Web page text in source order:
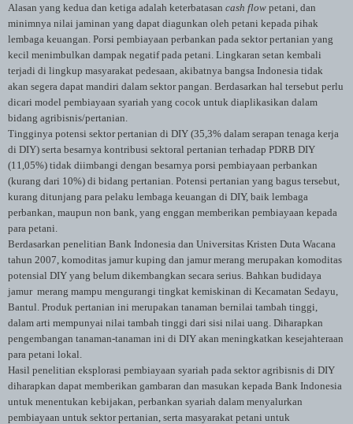
Alasan yang kedua dan ketiga adalah keterbatasan cash flow petani, dan
minimnya nilai jaminan yang dapat diagunkan oleh petani kepada pihak
lembaga keuangan. Porsi pembiayaan perbankan pada sektor pertanian yang
kecil menimbulkan dampak negatif pada petani. Lingkaran setan kembali
terjadi di lingkup masyarakat pedesaan, akibatnya bangsa Indonesia tidak
akan segera dapat mandiri dalam sektor pangan. Berdasarkan hal tersebut perlu
dicari model pembiayaan syariah yang cocok untuk diaplikasikan dalam
bidang agribisnis/pertanian.
Tingginya potensi sektor pertanian di DIY (35,3% dalam serapan tenaga kerja
di DIY) serta besarnya kontribusi sektoral pertanian terhadap PDRB DIY
(11,05%) tidak diimbangi dengan besarnya porsi pembiayaan perbankan
(kurang dari 10%) di bidang pertanian. Potensi pertanian yang bagus tersebut,
kurang ditunjang para pelaku lembaga keuangan di DIY, baik lembaga
perbankan, maupun non bank, yang enggan memberikan pembiayaan kepada
para petani.
Berdasarkan penelitian Bank Indonesia dan Universitas Kristen Duta Wacana
tahun 2007, komoditas jamur kuping dan jamur merang merupakan komoditas
potensial DIY yang belum dikembangkan secara serius. Bahkan budidaya
jamur merang mampu mengurangi tingkat kemiskinan di Kecamatan Sedayu,
Bantul. Produk pertanian ini merupakan tanaman bernilai tambah tinggi,
dalam arti mempunyai nilai tambah tinggi dari sisi nilai uang. Diharapkan
pengembangan tanaman-tanaman ini di DIY akan meningkatkan kesejahteraan
para petani lokal.
Hasil penelitian eksplorasi pembiayaan syariah pada sektor agribisnis di DIY
diharapkan dapat memberikan gambaran dan masukan kepada Bank Indonesia
untuk menentukan kebijakan, perbankan syariah dalam menyalurkan
pembiayaan untuk sektor pertanian, serta masyarakat petani untuk